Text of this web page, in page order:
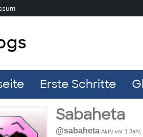
Erste Schritte
Sabaheta
@sabaheta Aktiv vor 1 Jahr,